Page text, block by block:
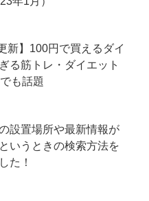
新】100円で買えるダイ
る筋トレ・ダイエット
も話題
設置場所や最新情報が
いうときの検索方法を
た！